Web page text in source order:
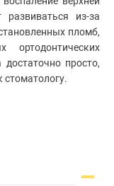
из-за
пломб,
достаточно просто,
стоматологу.